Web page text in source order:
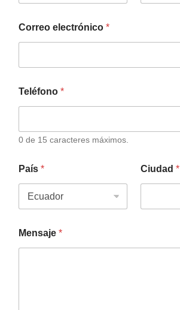
Correo electrónico *
Teléfono *
0 de 15 caracteres máximos.
País * Ciudad *
Mensaje *